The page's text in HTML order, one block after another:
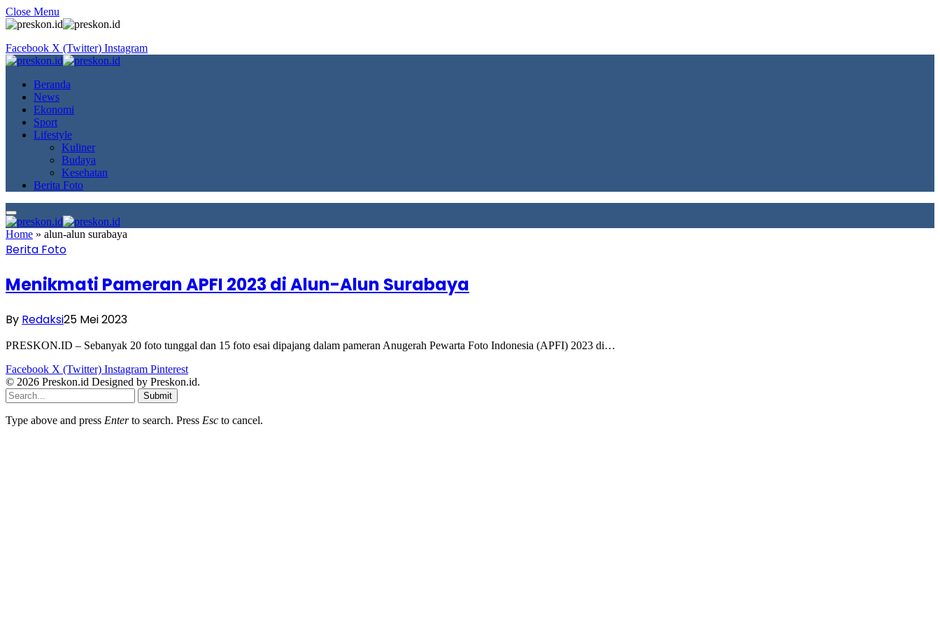
Close Menu
Facebook X (Twitter) Instagram
Beranda
News
Ekonomi
Sport
Lifestyle
Kuliner
Budaya
Kesehatan
Berita Foto
Home » alun-alun surabaya
Berita Foto
Menikmati Pameran APFI 2023 di Alun-Alun Surabaya
By Redaksi25 Mei 2023
PRESKON.ID – Sebanyak 20 foto tunggal dan 15 foto esai dipajang dalam pameran Anugerah Pewarta Foto Indonesia (APFI) 2023 di…
Facebook X (Twitter) Instagram Pinterest
© 2026 Preskon.id Designed by Preskon.id.
Submit
Type above and press Enterto search. Press Esc to cancel.